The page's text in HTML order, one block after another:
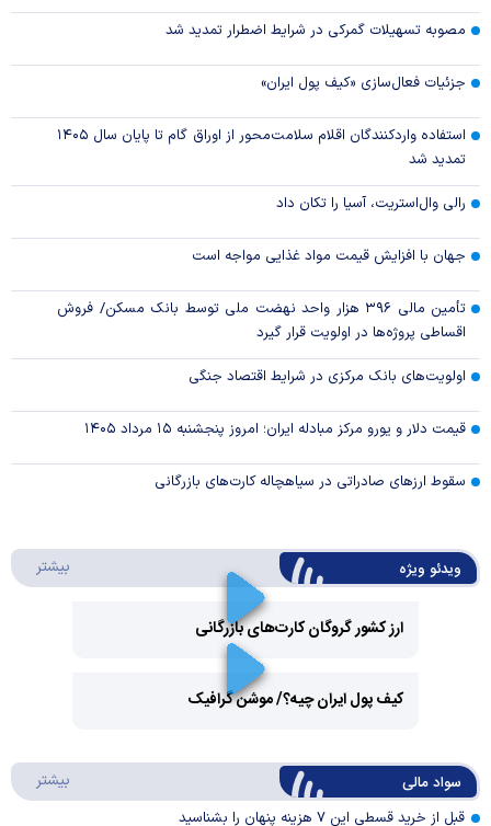
مصوبه تسهیلات گمرکی در شرایط اضطرار تمدید شد
جزئیات فعال‌سازی «کیف پول ایران»
استفاده واردکنندگان اقلام سلامت‌محور از اوراق گام تا پایان سال ۱۴۰۵
تمدید شد
رالی وال‌استریت، آسیا را تکان داد
جهان با افزایش قیمت مواد غذایی مواجه است
تأمین مالی ۳۹۶ هزار واحد نهضت ملی توسط بانک مسکن/ فروش
اقساطی پروژه‌ها در اولویت قرار گیرد
اولویت‌های بانک مرکزی در شرایط اقتصاد جنگی
قیمت دلار و یورو مرکز مبادله ایران؛ امروز پنجشنبه ۱۵ مرداد ۱۴۰۵
سقوط ارزهای صادراتی در سیاهچاله کارت‌های بازرگانی
ویدئو ویژه بیشتر
ارز کشور گروگان کارت‌های بازرگانی
Video
کیف پول ایران چیه؟/ موشن گرافیک
سواد مالی بیشتر
قبل از خرید قسطی این ۷ هزینه پنهان را بشناسید